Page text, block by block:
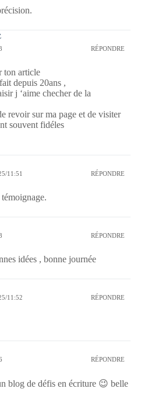
RÉPONDRE
ton article
depuis 20ans ,
j ‘aime checher de la
revoir sur ma page et de visiter
souvent fidéles
11:51 RÉPONDRE
RÉPONDRE
idées , bonne journée
11:52 RÉPONDRE
RÉPONDRE
blog de défis en écriture 😉 belle